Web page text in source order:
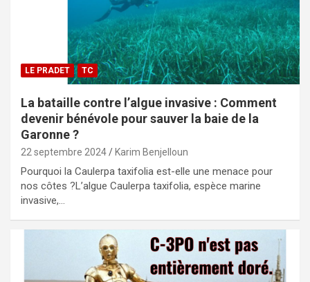
LE PRADET TC
La bataille contre l’algue invasive : Comment
devenir bénévole pour sauver la baie de la
Garonne ?
22 septembre 2024 Karim Benjelloun
Pourquoi la Caulerpa taxifolia est-elle une menace pour
nos côtes ?L’algue Caulerpa taxifolia, espèce marine
invasive,…